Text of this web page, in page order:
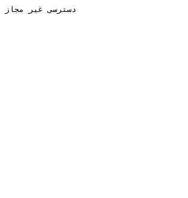
دسترسی غیر مجاز